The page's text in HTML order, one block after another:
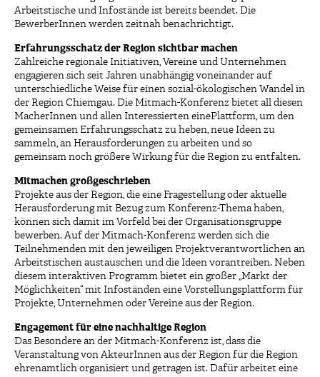
Arbeitstische und Infostände ist bereits beendet. Die
BewerberInnen werden zeitnah benachrichtigt.
Erfahrungsschatz der Region sichtbar machen
Zahlreiche regionale Initiativen, Vereine und Unternehmen
engagieren sich seit Jahren unabhängig voneinander auf
unterschiedliche Weise für einen sozial-ökologischen Wandel in
der Region Chiemgau. Die Mitmach-Konferenz bietet all diesen
MacherInnen und allen Interessierten einePlattform, um den
gemeinsamen Erfahrungsschatz zu heben, neue Ideen zu
sammeln, an Herausforderungen zu arbeiten und so
gemeinsam noch größere Wirkung für die Region zu entfalten.
Mitmachen großgeschrieben
Projekte aus der Region, die eine Fragestellung oder aktuelle
Herausforderung mit Bezug zum Konferenz-Thema haben,
können sich damit im Vorfeld bei der Organisationsgruppe
bewerben. Auf der Mitmach-Konferenz werden sich die
Teilnehmenden mit den jeweiligen Projektverantwortlichen an
Arbeitstischen austauschen und die Ideen vorantreiben. Neben
diesem interaktiven Programm bietet ein großer „Markt der
Möglichkeiten“ mit Infoständen eine Vorstellungsplattform für
Projekte, Unternehmen oder Vereine aus der Region.
Engagement für eine nachhaltige Region
Das Besondere an der Mitmach-Konferenz ist, dass die
Veranstaltung von AkteurInnen aus der Region für die Region
ehrenamtlich organisiert und getragen ist. Dafür arbeitet eine